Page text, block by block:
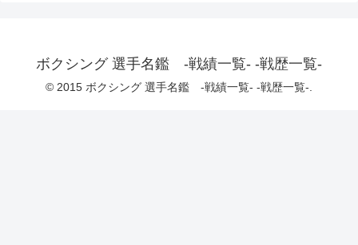
ボクシング 選手名鑑 -戦績一覧- -戦歴一覧-
© 2015 ボクシング 選手名鑑 -戦績一覧- -戦歴一覧-.